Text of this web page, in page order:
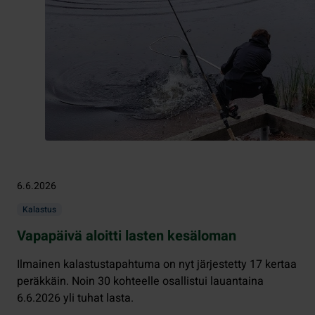
6.6.2026
Kalastus
Vapapäivä aloitti lasten kesäloman
Ilmainen kalastustapahtuma on nyt järjestetty 17 kertaa
peräkkäin. Noin 30 kohteelle osallistui lauantaina
6.6.2026 yli tuhat lasta.